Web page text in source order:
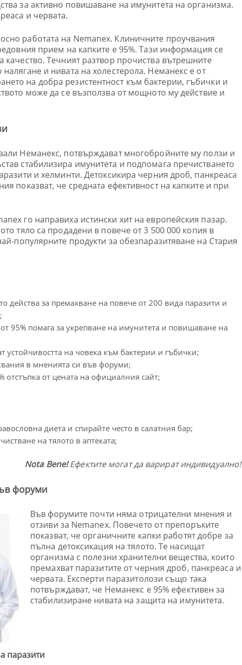
за активно повишаване на имунитета на организма.
и червата.
работата на Nemanex. Клиничните проучвания
прием на капките е 95%. Тази информация се
качество. Течният разтвор прочиства вътрешните
и нивата на холестерола. Неманекс е от
на добра резистентност към бактерии, гъбички и
може да се възползва от мощното му действие и
Неманекс, потвърждават многобройните му ползи и
стабилизира имунитета и подпомага пречистването
и хелминти. Детоксикира черния дроб, панкреаса
показват, че средната ефективност на капките и при
го направиха истински хит на европейския пазар.
тяло са продадени в повече от 3 500 000 копия в
популярните продукти за обезпаразитяване на Стария
действа за премахване на повече от 200 вида паразити и
95% помага за укрепване на имунитета и повишаване на
устойчивостта на човека към бактерии и гъбички;
в мненията си във форуми;
отстъпка от цената на официалния сайт;
диета и спирайте често в салатния бар;
на тялото в аптеката;
Nota Bene!Ефектите могат да варират индивидуално!
форуми
Във форумите почти няма отрицателни мнения и
отзиви за Nemanex. Повечето от препоръките
показват, че органичните капки работят добре за
пълна детоксикация на тялото. Те насищат
организма с полезни хранителни вещества, които
премахват паразитите от черния дроб, панкреаса и
червата. Експерти паразитолози също така
потвърждават, че Неманекс е 95% ефективен за
стабилизиране нивата на защита на имунитета.
паразити